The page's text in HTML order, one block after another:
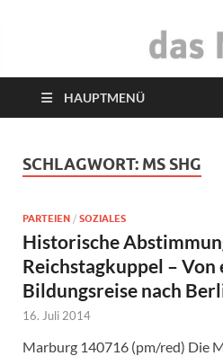
das
HAUPTMENÜ
SCHLAGWORT: MS SHG
PARTEIEN / SOZIALES
Historische
Reichstagkuppel – Von
Bildungsreise nach
16. Juli 2014
Marburg 140716 (pm/red) Die